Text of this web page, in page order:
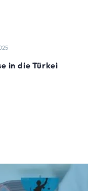
in die Türkei